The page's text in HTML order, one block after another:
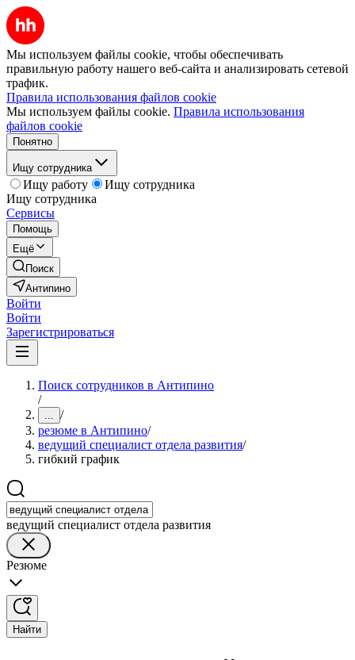
Мы используем файлы cookie, чтобы обеспечивать
правильную работу нашего веб-сайта и анализировать сетевой
трафик.
Правила использования файлов cookie
Мы используем файлы cookie. Правила использования
файлов cookie
Понятно
Ищу сотрудника
Ищу работу
Ищу сотрудника
Ищу сотрудника
Сервисы
Помощь
Ещё
Поиск
Антипино
Войти
Войти
Зарегистрироваться
Поиск сотрудников в Антипино
/
... /
резюме в Антипино/
ведущий специалист отдела развития/
гибкий график
ведущий специалист отдела развития
Резюме
Найти